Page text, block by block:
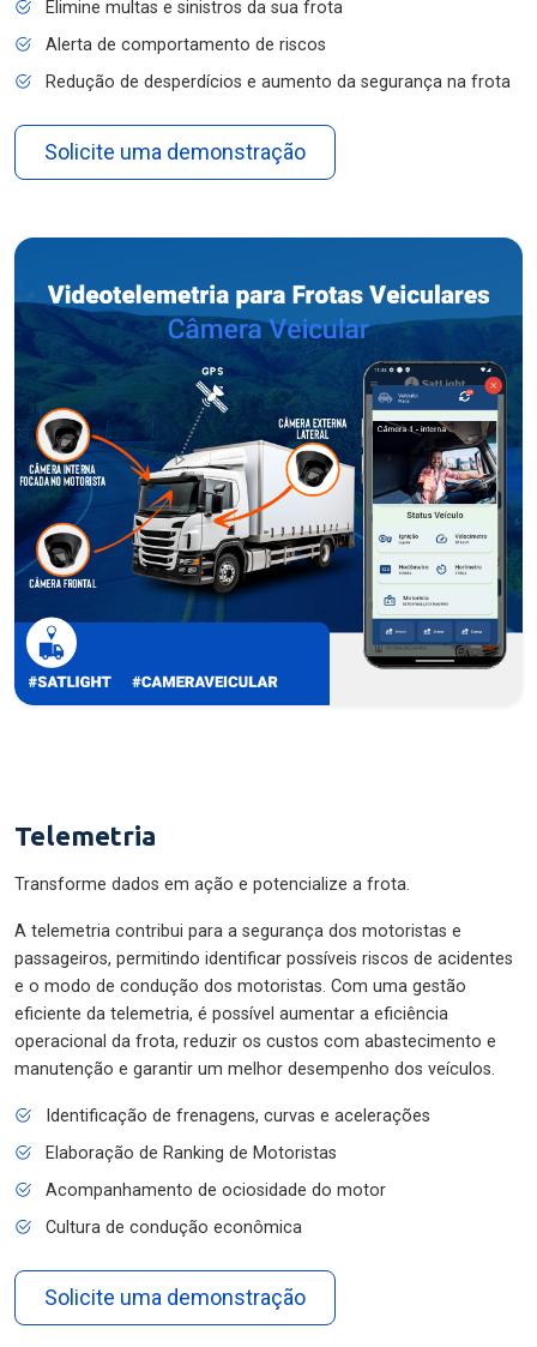
Elimine multas e sinistros da sua frota
Alerta de comportamento de riscos
Redução de desperdícios e aumento da segurança na frota
Solicite uma demonstração
Telemetria
Transforme dados em ação e potencialize a frota.
A telemetria contribui para a segurança dos motoristas e
passageiros, permitindo identificar possíveis riscos de acidentes
e o modo de condução dos motoristas. Com uma gestão
eficiente da telemetria, é possível aumentar a eficiência
operacional da frota, reduzir os custos com abastecimento e
manutenção e garantir um melhor desempenho dos veículos.
Identificação de frenagens, curvas e acelerações
Elaboração de Ranking de Motoristas
Acompanhamento de ociosidade do motor
Cultura de condução econômica
Solicite uma demonstração